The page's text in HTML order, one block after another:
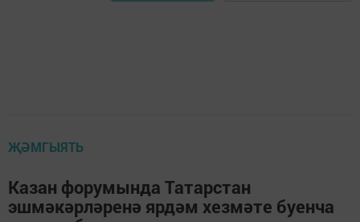
ҖӘМГЫЯТЬ
Казан форумында Татарстан
эшмәкәрләренә ярдәм хезмәте буенча